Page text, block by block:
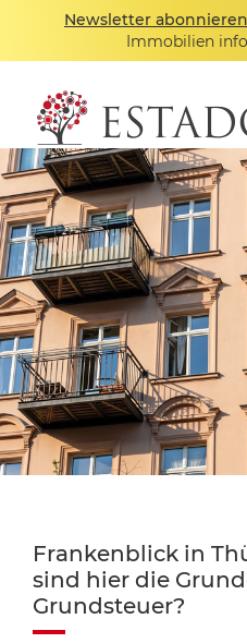
Newsletter abonnieren
Immobilien
Frankenblick in
sind hier die
Grundsteuer?